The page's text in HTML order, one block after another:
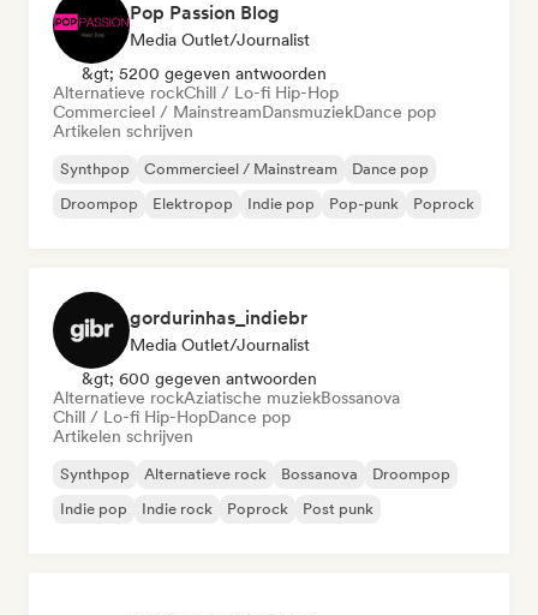
Pop Passion Blog
Media Outlet/Journalist
&gt; 5200 gegeven antwoorden
Alternatieve rockChill / Lo-fi Hip-Hop
Commercieel / MainstreamDansmuziekDance pop
Artikelen schrijven
Synthpop Commercieel / Mainstream
Dance pop
Droompop
Elektropop Indie pop Pop-punk Poprock
gordurinhas_indiebr
Media Outlet/Journalist
&gt; 600 gegeven antwoorden
Alternatieve rockAziatische muziekBossanova
Chill / Lo-fi Hip-HopDance pop
Artikelen schrijven
Synthpop Alternatieve rock Bossanova
Droompop
Indie pop
Indie rock Poprock Post punk